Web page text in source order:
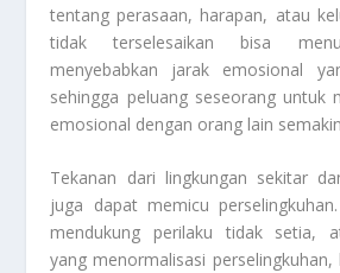
tentang perasaan, harapan, atau
tidak terselesaikan bisa
menyebabkan jarak emosional
sehingga peluang seseorang untuk
emosional dengan orang lain
Tekanan dari lingkungan sekitar
juga dapat memicu
mendukung perilaku tidak setia,
yang menormalisasi